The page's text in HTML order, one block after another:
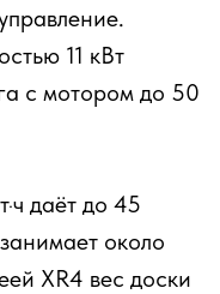
11 кВт
с мотором до 50
даёт до 45
около
XR4 вес доски